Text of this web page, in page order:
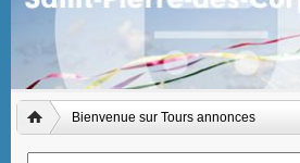
Bienvenue sur Tours annonces